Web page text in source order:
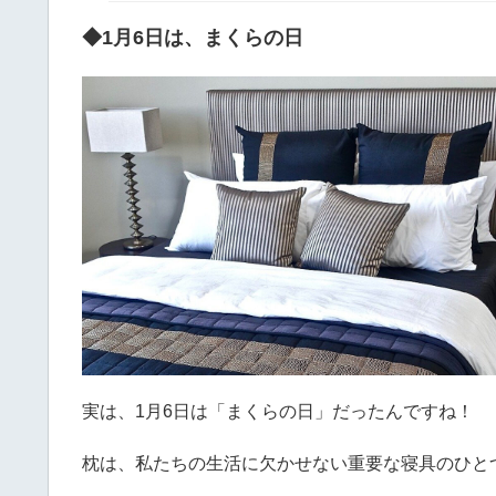
◆1月6日は、まくらの日
実は、1月6日は「まくらの日」だったんですね！
枕は、私たちの生活に欠かせない重要な寝具のひと